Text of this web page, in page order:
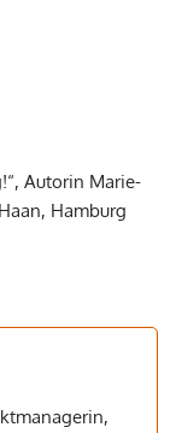
Autorin Marie-
Hamburg